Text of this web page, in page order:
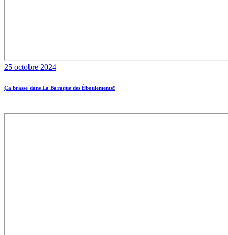
25 octobre 2024
Ça brasse dans La Baraque des Éboulements!